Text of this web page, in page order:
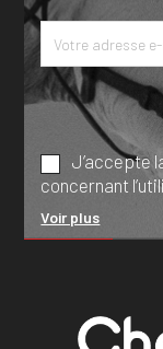
J’accepte
concernant
Voir plus